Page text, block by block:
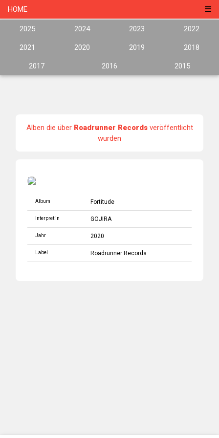
HOME
2025 2024 2023 2022
2021 2020 2019 2018
2017 2016 2015
Alben die über Roadrunner Recordsveröffentlicht
wurden
Album Fortitude
Interpret:in GOJIRA
Jahr 2020
Label Roadrunner Records